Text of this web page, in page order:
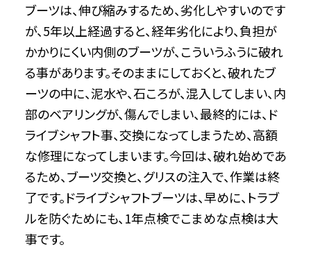
ブーツは、伸び縮みするため、劣化しやすいのです
が、5年以上経過すると、経年劣化により、負担が
かかりにくい内側のブーツが、こういうふうに破れ
る事があります。そのままにしておくと、破れたブ
ーツの中に、泥水や、石ころが、混入してしまい、内
部のベアリングが、傷んでしまい、最終的には、ド
ライブシャフト事、交換になってしまうため、高額
な修理になってしまいます。今回は、破れ始めであ
るため、ブーツ交換と、グリスの注入で、作業は終
了です。ドライブシャフトブーツは、早めに、トラブ
ルを防ぐためにも、1年点検でこまめな点検は大
事です。